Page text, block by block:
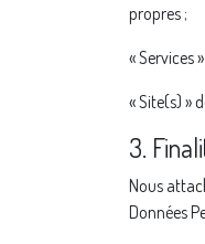
propres ;
« Services
« Site(s) »
3.
Nous
Données